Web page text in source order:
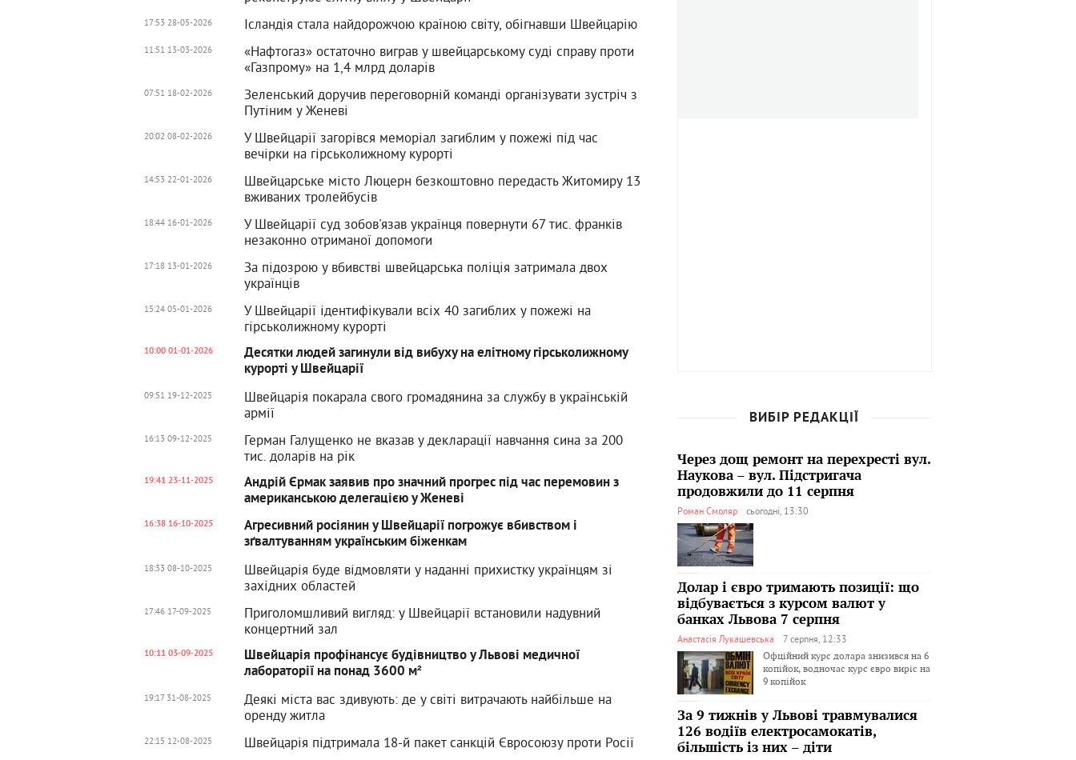
17:53 28-05-2026 Ісландія стала найдорожчою країною світу, обігнавши Швейцарію
11:51 13-03-2026
«Нафтогаз» остаточно виграв у швейцарському суді справу проти
«Газпрому» на 1,4 млрд доларів
07:51 18-02-2026
Зеленський доручив переговорній команді організувати зустріч з
Путіним у Женеві
20:02 08-02-2026
У Швейцарії загорівся меморіал загиблим у пожежі під час
вечірки на гірськолижному курорті
14:53 22-01-2026
Швейцарське місто Люцерн безкоштовно передасть Житомиру 13
вживаних тролейбусів
18:44 16-01-2026
У Швейцарії суд зобов'язав українця повернути 67 тис. франків
незаконно отриманої допомоги
17:18 13-01-2026
За підозрою у вбивстві швейцарська поліція затримала двох
українців
15:24 05-01-2026
У Швейцарії ідентифікували всіх 40 загиблих у пожежі на
гірськолижному курорті
10:00 01-01-2026
Десятки людей загинули від вибуху на елітному гірськолижному
курорті у Швейцарії
09:51 19-12-2025
Швейцарія покарала свого громадянина за службу в українській
армії
16:13 09-12-2025
Герман Галущенко не вказав у декларації навчання сина за 200
тис. доларів на рік
19:41 23-11-2025
Андрій Єрмак заявив про значний прогрес під час перемовин з
американською делегацією у Женеві
16:38 16-10-2025
Агресивний росіянин у Швейцарії погрожує вбивством і
зґвалтуванням українським біженкам
18:33 08-10-2025
Швейцарія буде відмовляти у наданні прихистку українцям зі
західних областей
17:46 17-09-2025
Приголомшливий вигляд: у Швейцарії встановили надувний
концертний зал
10:11 03-09-2025
Швейцарія профінансує будівництво у Львові медичної
лабораторії на понад 3600 м²
19:17 31-08-2025
Деякі міста вас здивують: де у світі витрачають найбільше на
оренду житла
22:15 12-08-2025 Швейцарія підтримала 18-й пакет санкцій Євросоюзу проти Росії
ВИБІР РЕДАКЦІЇ
Через дощ ремонт на перехресті вул.
Наукова – вул. Підстригача
продовжили до 11 серпня
Роман Смоляр сьогодні, 13:30
Долар і євро тримають позиції: що
відбувається з курсом валют у
банках Львова 7 серпня
Анастасія Лукашевська
7 серпня, 12:33
Офційний курс долара знизився на 6
копійок, водночас курс євро виріс на
9 копійок
За 9 тижнів у Львові травмувалися
126 водіїв електросамокатів,
більшість із них – діти